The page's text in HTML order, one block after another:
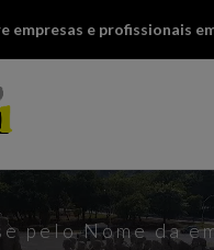
empresas e profissionais
pelo Nome da